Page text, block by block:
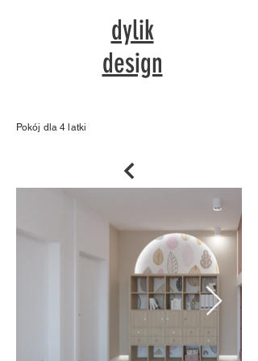
dylik
design
Pokój dla 4 latki